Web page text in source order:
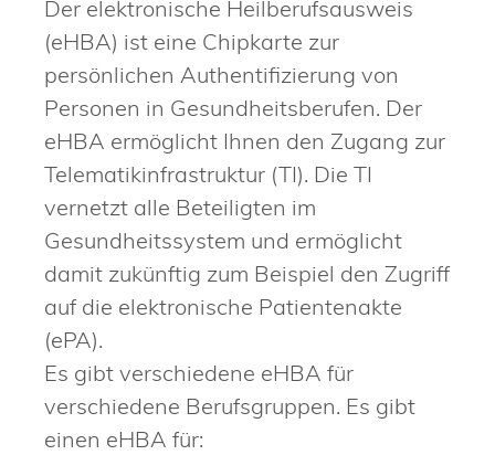
Der elektronische Heilberufsausweis
(eHBA) ist eine Chipkarte zur
persönlichen Authentifizierung von
Personen in Gesundheitsberufen. Der
eHBA ermöglicht Ihnen den Zugang zur
Telematikinfrastruktur (TI). Die TI
vernetzt alle Beteiligten im
Gesundheitssystem und ermöglicht
damit zukünftig zum Beispiel den Zugriff
auf die elektronische Patientenakte
(ePA).
Es gibt verschiedene eHBA für
verschiedene Berufsgruppen. Es gibt
einen eHBA für: